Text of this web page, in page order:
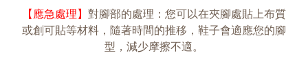
【應急處理】 對腳部的處理：您可以在夾腳處貼上布質
或創可貼等材料，隨著時間的推移，鞋子會適應您的腳
型，減少摩擦不適。